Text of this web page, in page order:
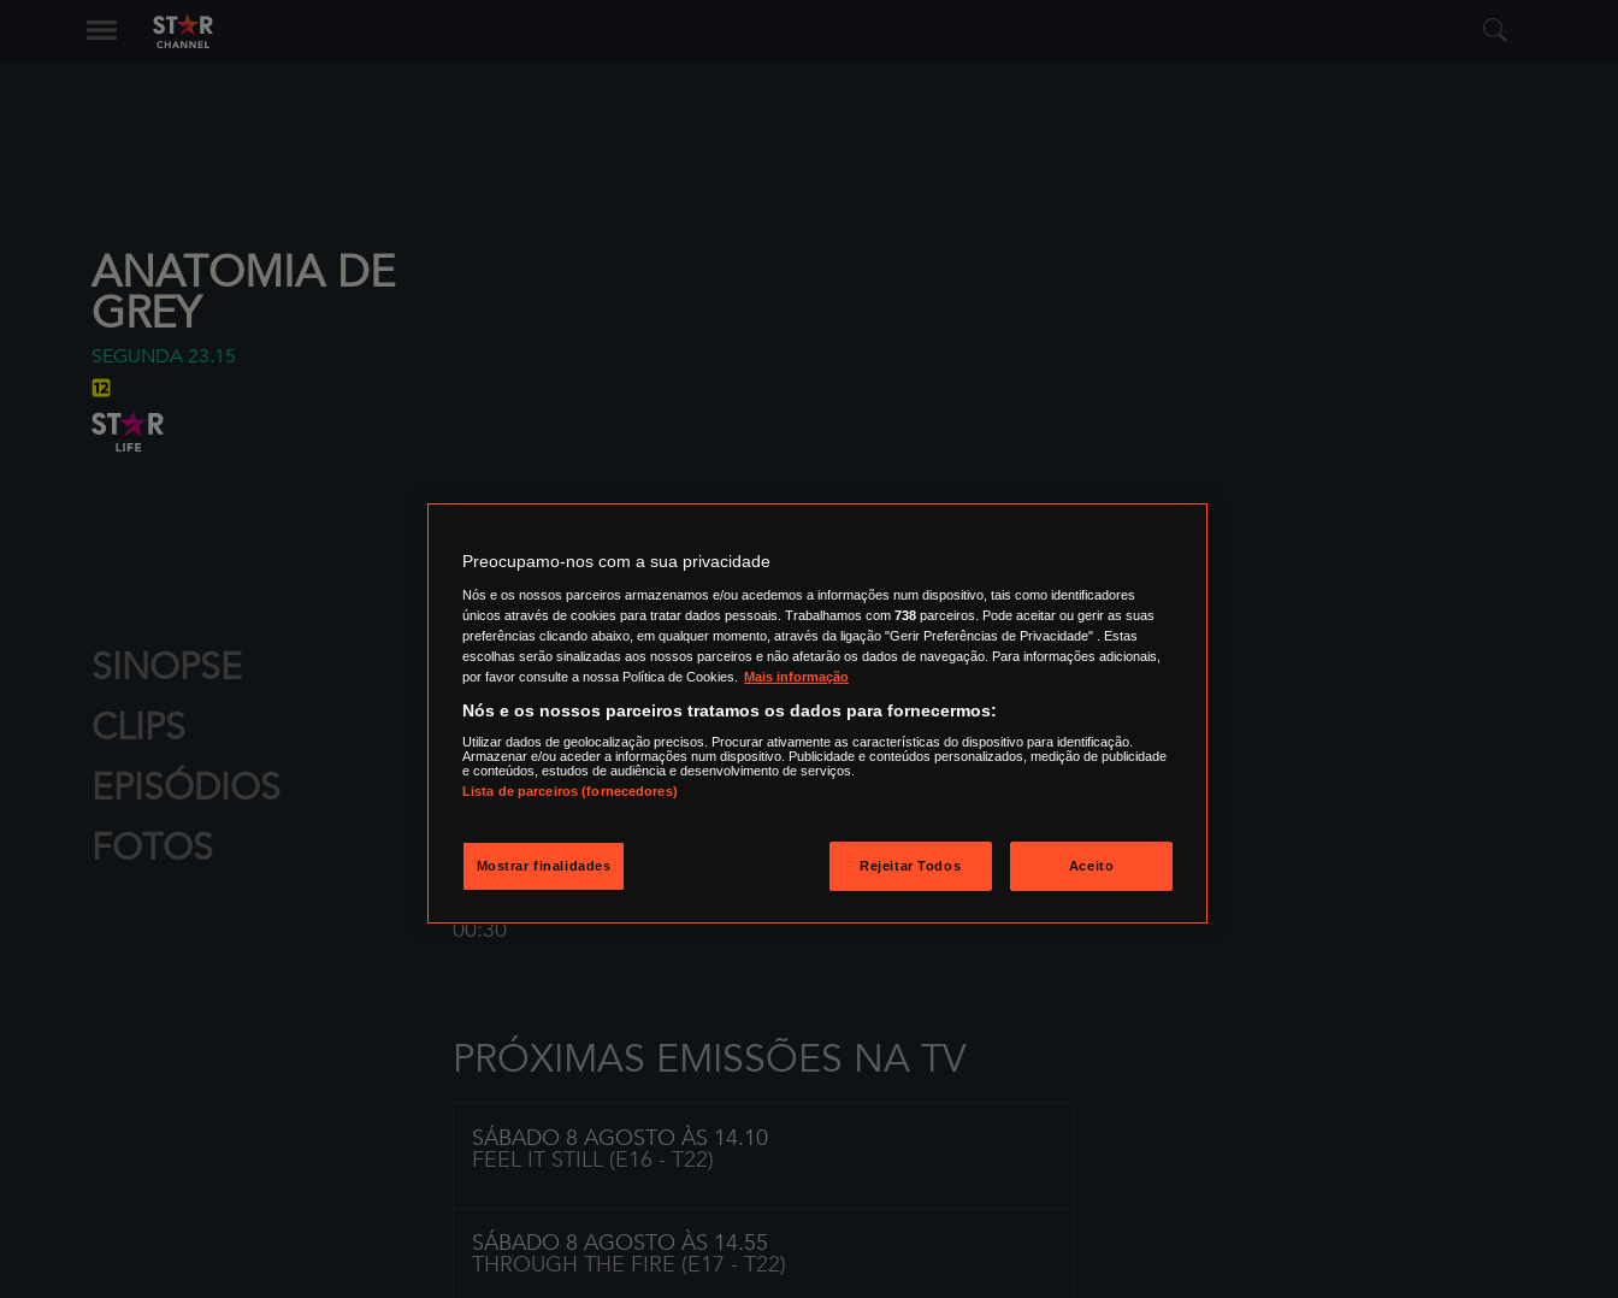
ANATOMIA DE
GREY
SEGUNDA 23.15
SINOPSE
CLIPS
EPISÓDIOS
FOTOS
Segunda a sexta à tarde
00:30
PRÓXIMAS EMISSÕES NA TV
SÁBADO 8 AGOSTO ÀS 14.10
FEEL IT STILL (E16 - T22)
SÁBADO 8 AGOSTO ÀS 14.55
THROUGH THE FIRE (E17 - T22)
Preocupamo-nos com a sua privacidade
Nós e os nossos parceiros armazenamos e/ou acedemos a informações num dispositivo, tais como identificadores
únicos através de cookies para tratar dados pessoais. Trabalhamos com 738 parceiros. Pode aceitar ou gerir as suas
preferências clicando abaixo, em qualquer momento, através da ligação "Gerir Preferências de Privacidade" . Estas
escolhas serão sinalizadas aos nossos parceiros e não afetarão os dados de navegação. Para informações adicionais,
por favor consulte a nossa Política de Cookies.
Mais informação
Nós e os nossos parceiros tratamos os dados para fornecermos:
Utilizar dados de geolocalização precisos. Procurar ativamente as características do dispositivo para identificação.
Armazenar e/ou aceder a informações num dispositivo. Publicidade e conteúdos personalizados, medição de publicidade
e conteúdos, estudos de audiência e desenvolvimento de serviços.
Lista de parceiros (fornecedores)
Mostrar finalidades Rejeitar Todos Aceito